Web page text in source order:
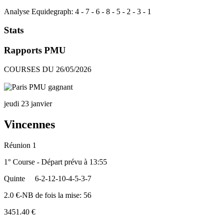
Analyse Equidegraph: 4 - 7 - 6 - 8 - 5 - 2 - 3 - 1
Stats
Rapports PMU
COURSES DU 26/05/2026
jeudi 23 janvier
Vincennes
Réunion 1
1° Course - Départ prévu à 13:55
Quinte
6-2-12-10-4-5-3-7
2.0 €-NB de fois la mise: 56
3451.40 €